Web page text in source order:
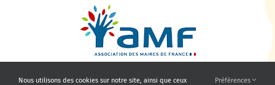
Nous utilisons des cookies sur notre site, ainsi que ceux Préférences